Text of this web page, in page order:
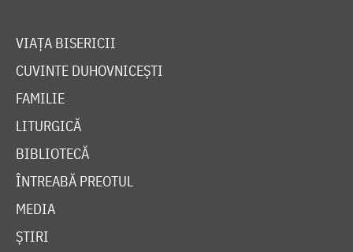
VIAȚA BISERICII
CUVINTE DUHOVNICEȘTI
FAMILIE
LITURGICĂ
BIBLIOTECĂ
ÎNTREABĂ PREOTUL
MEDIA
ȘTIRI